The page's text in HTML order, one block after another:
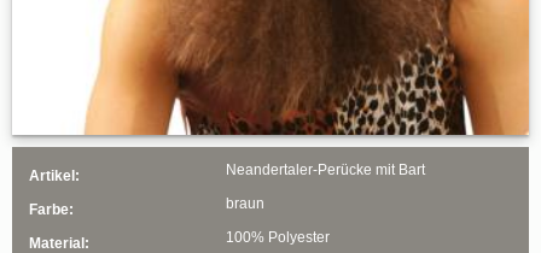
Artikel: Neandertaler-Perücke mit Bart
Farbe: braun
Material: 100% Polyester